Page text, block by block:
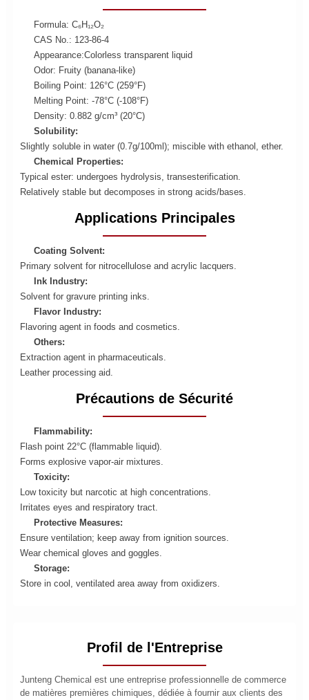
Formula: C₆H₁₂O₂
CAS No.: 123-86-4
Appearance:Colorless transparent liquid
Odor: Fruity (banana-like)
Boiling Point: 126°C (259°F)
Melting Point: -78°C (-108°F)
Density: 0.882 g/cm³ (20°C)
Solubility:
Slightly soluble in water (0.7g/100ml); miscible with ethanol, ether.
Chemical Properties:
Typical ester: undergoes hydrolysis, transesterification.
Relatively stable but decomposes in strong acids/bases.
Applications Principales
Coating Solvent:
Primary solvent for nitrocellulose and acrylic lacquers.
Ink Industry:
Solvent for gravure printing inks.
Flavor Industry:
Flavoring agent in foods and cosmetics.
Others:
Extraction agent in pharmaceuticals.
Leather processing aid.
Précautions de Sécurité
Flammability:
Flash point 22°C (flammable liquid).
Forms explosive vapor-air mixtures.
Toxicity:
Low toxicity but narcotic at high concentrations.
Irritates eyes and respiratory tract.
Protective Measures:
Ensure ventilation; keep away from ignition sources.
Wear chemical gloves and goggles.
Storage:
Store in cool, ventilated area away from oxidizers.
Profil de l'Entreprise
Junteng Chemical est une entreprise professionnelle de commerce
de matières premières chimiques, dédiée à fournir aux clients des